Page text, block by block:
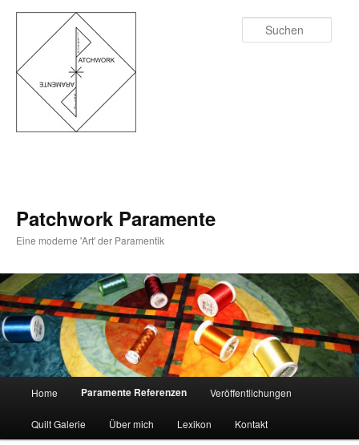
Zum
wechseln
Patchwork Paramente
Eine moderne 'Art' der Paramentik
Home Paramente Referenzen Veröffentlichungen
Quilt Galerie Über mich Lexikon Kontakt